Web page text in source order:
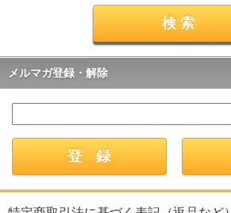
メルマガ登録・解除